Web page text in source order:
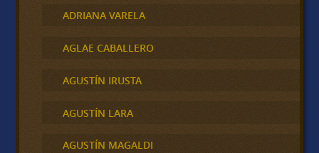
ADRIANA VARELA
AGLAE CABALLERO
AGUSTÍN IRUSTA
AGUSTÍN LARA
AGUSTÍN MAGALDI